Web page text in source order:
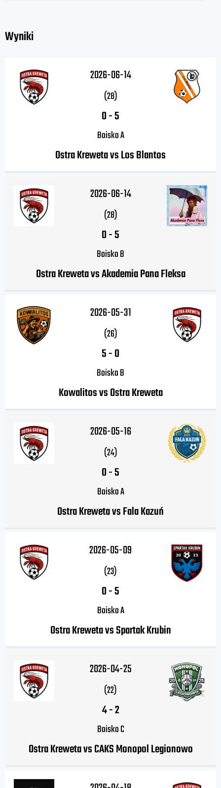
Wyniki
2026-06-14
(28)
0-5
Boisko A
Ostra Kreweta vs Los Blantos
2026-06-14
(28)
0-5
Boisko B
Ostra Kreweta vs Akademia Pana Fleksa
2026-05-31
(26)
5-0
Boisko B
Kowalitos vs Ostra Kreweta
2026-05-16
(24)
0-5
Boisko A
Ostra Kreweta vs Fala Kazuń
2026-05-09
(23)
0-5
Boisko A
Ostra Kreweta vs Spartak Krubin
2026-04-25
(22)
4-2
Boisko C
Ostra Kreweta vs CAKS Monopol Legionowo